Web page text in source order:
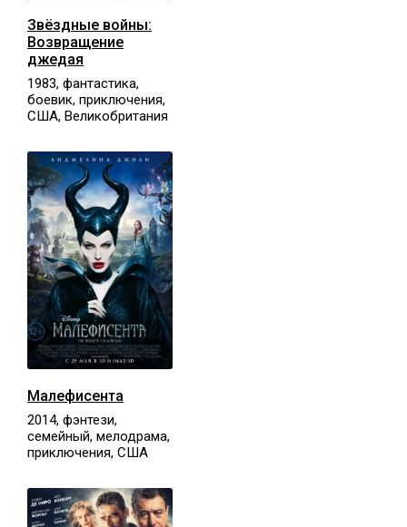
Звёздные войны:
Возвращение
джедая
1983, фантастика,
боевик, приключения,
США, Великобритания
Малефисента
2014, фэнтези,
семейный, мелодрама,
приключения, США